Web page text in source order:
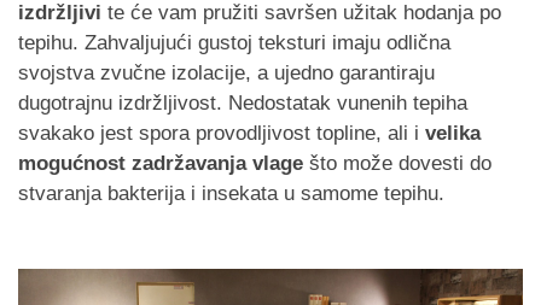
izdržljivi te će vam pružiti savršen užitak hodanja po
tepihu. Zahvaljujući gustoj teksturi imaju odlična
svojstva zvučne izolacije, a ujedno garantiraju
dugotrajnu izdržljivost. Nedostatak vunenih tepiha
svakako jest spora provodljivost topline, ali i velika
mogućnost zadržavanja vlage što može dovesti do
stvaranja bakterija i insekata u samome tepihu.